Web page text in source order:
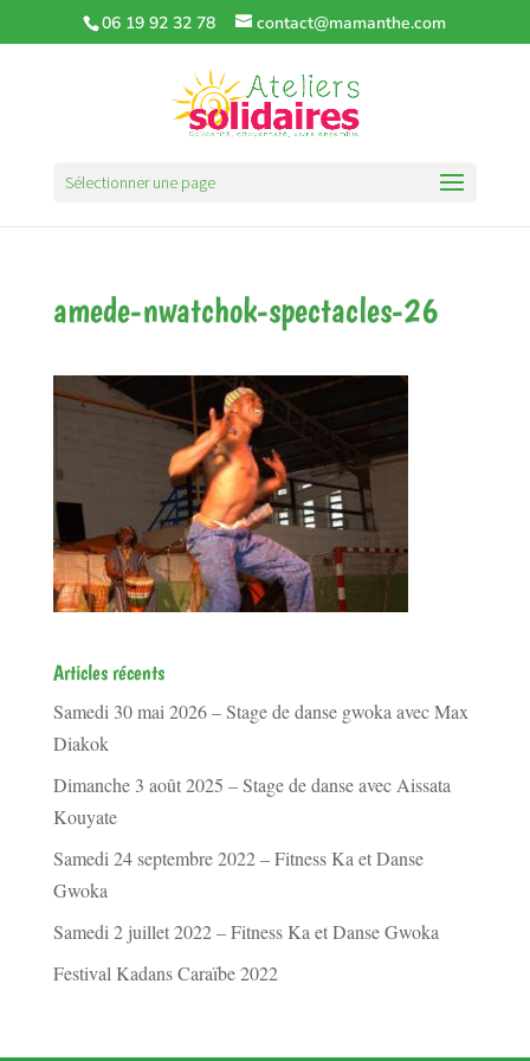
06 19 92 32 78 contact@mamanthe.com
Sélectionner une page
amede-nwatchok-spectacles-26
Articles récents
Samedi 30 mai 2026 – Stage de danse gwoka avec Max
Diakok
Dimanche 3 août 2025 – Stage de danse avec Aissata
Kouyate
Samedi 24 septembre 2022 – Fitness Ka et Danse
Gwoka
Samedi 2 juillet 2022 – Fitness Ka et Danse Gwoka
Festival Kadans Caraïbe 2022